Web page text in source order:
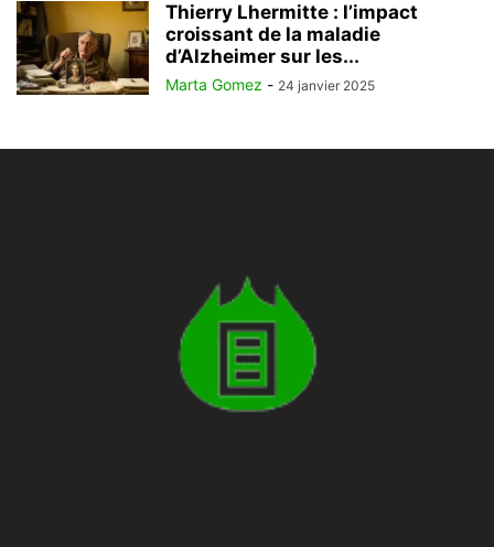
Thierry Lhermitte : l’impact
croissant de la maladie
d’Alzheimer sur les...
Marta Gomez - 24 janvier 2025